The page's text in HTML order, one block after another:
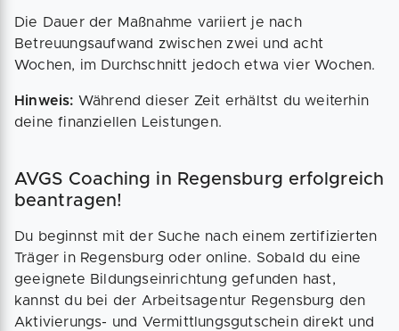
Die Dauer der Maßnahme variiert je nach
Betreuungsaufwand zwischen zwei und acht
Wochen, im Durchschnitt jedoch etwa vier Wochen.
Hinweis: Während dieser Zeit erhältst du weiterhin
deine finanziellen Leistungen.
AVGS Coaching in Regensburg erfolgreich
beantragen!
Du beginnst mit der Suche nach einem zertifizierten
Träger in Regensburg oder online. Sobald du eine
geeignete Bildungseinrichtung gefunden hast,
kannst du bei der Arbeitsagentur Regensburg den
Aktivierungs- und Vermittlungsgutschein direkt und